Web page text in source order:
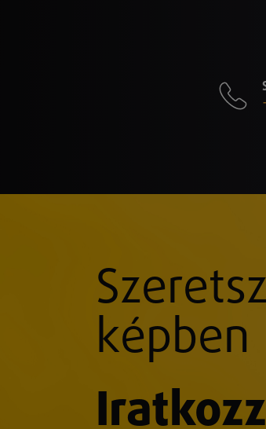
Szeretsz
képben